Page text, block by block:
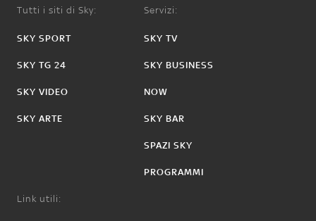
Tutti i siti di Sky:
SKY SPORT
SKY TG 24
SKY VIDEO
SKY ARTE
Servizi:
SKY TV
SKY BUSINESS
NOW
SKY BAR
SPAZI SKY
PROGRAMMI
Link utili: